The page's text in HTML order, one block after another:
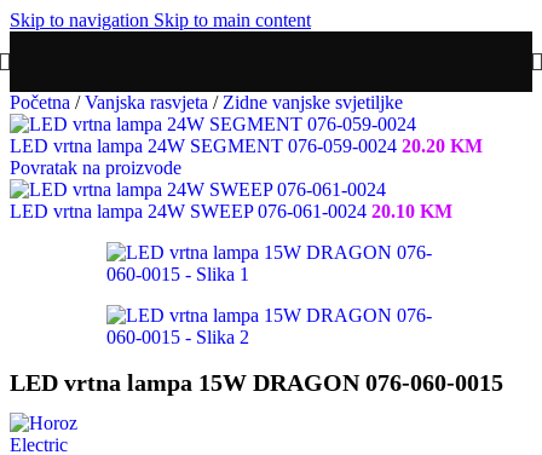
Skip to navigation Skip to main content
Početna / Vanjska rasvjeta / Zidne vanjske svjetiljke
LED vrtna lampa 24W SEGMENT 076-059-0024 20.20 KM
Povratak na proizvode
LED vrtna lampa 24W SWEEP 076-061-0024 20.10 KM
LED vrtna lampa 15W DRAGON 076-060-0015